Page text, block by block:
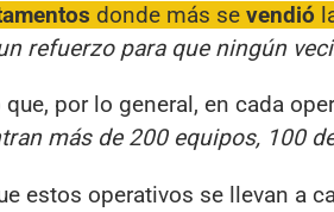
donde más se vendió
refuerzo para que ningún
por lo general, en cada
más de 200 equipos, 100
estos operativos se llevan a